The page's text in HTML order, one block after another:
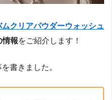
クリアパウダーウォッシュ
情報をご紹介します！
書きました。